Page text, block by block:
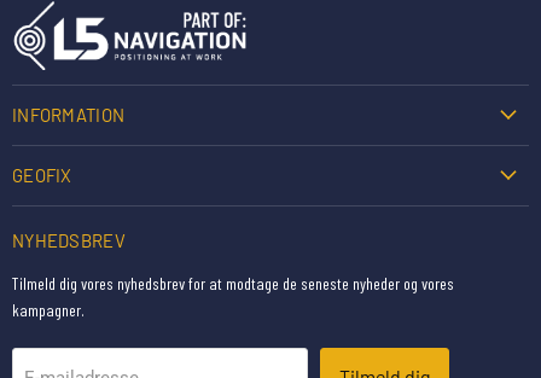
INFORMATION
GEOFIX
NYHEDSBREV
Tilmeld dig vores nyhedsbrev for at modtage de seneste nyheder og vores
kampagner.